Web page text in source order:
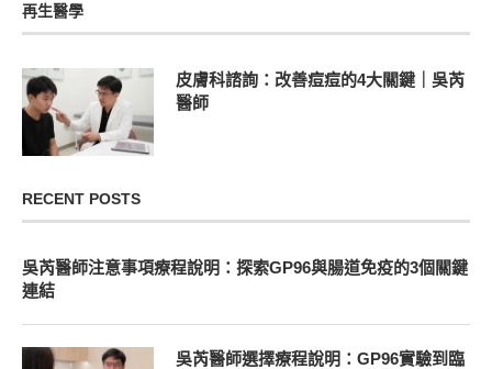
再生醫學
皮膚科諮詢：改善痘痘的4大關鍵｜吳芮
醫師
RECENT POSTS
吳芮醫師注意事項療程說明：探索GP96與腸道免疫的3個關鍵
連結
吳芮醫師選擇療程說明：GP96實驗到臨